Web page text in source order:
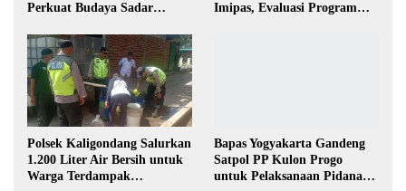
Perkuat Budaya Sadar
Imipas, Evaluasi Program
Polsek Kaligondang Salurkan
1.200 Liter Air Bersih untuk
Warga Terdampak
Bapas Yogyakarta Gandeng
Satpol PP Kulon Progo
untuk Pelaksanaan Pidana